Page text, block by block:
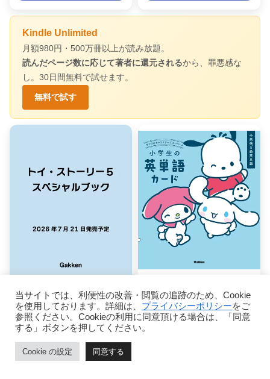
Kindle Unlimited
月額980円・500万冊以上が読み放題。
読んだページ数に応じて著者に還元されるから、罪悪感な
し。30日間無料で試せます。
無料で試す
トイ・ストーリー5
スペシャルブック
（学研ディズニーム
ック）
Gakken
サンリオキャラクタ
ーズといっしょ 小
学生の英単語カード
当サイトでは、利便性の改善・閲覧の追跡のため、Cookie
を使用しております。詳細は、 プライバシーポリシーをご
参照ください。Cookieの利用に同意頂ける場合は、「同意
する」ボタンを押してください。
Cookie の設定 同意する